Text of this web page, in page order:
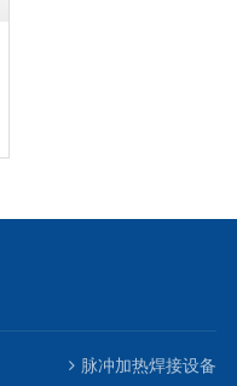
脉冲加热焊接设备